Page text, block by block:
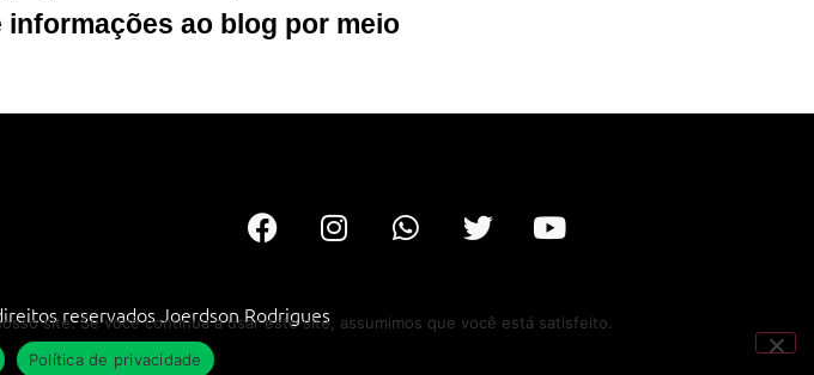
ao blog por meio
reservados Joerdson Rodrigues
site. Se você continua a usar este site, assumimos que você está satisfeito.
Política de privacidade